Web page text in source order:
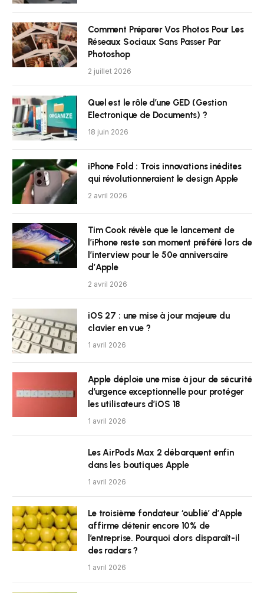
Comment Préparer Vos Photos Pour Les
Réseaux Sociaux Sans Passer Par
Photoshop
2 juillet 2026
Quel est le rôle d’une GED (Gestion
Electronique de Documents) ?
18 juin 2026
iPhone Fold : Trois innovations inédites
qui révolutionneraient le design Apple
2 avril 2026
Tim Cook révèle que le lancement de
l’iPhone reste son moment préféré lors de
l’interview pour le 50e anniversaire
d’Apple
2 avril 2026
iOS 27 : une mise à jour majeure du
clavier en vue ?
1 avril 2026
Apple déploie une mise à jour de sécurité
d’urgence exceptionnelle pour protéger
les utilisateurs d’iOS 18
1 avril 2026
Les AirPods Max 2 débarquent enfin
dans les boutiques Apple
1 avril 2026
Le troisième fondateur ‘oublié’ d’Apple
affirme détenir encore 10% de
l’entreprise. Pourquoi alors disparaît-il
des radars ?
1 avril 2026